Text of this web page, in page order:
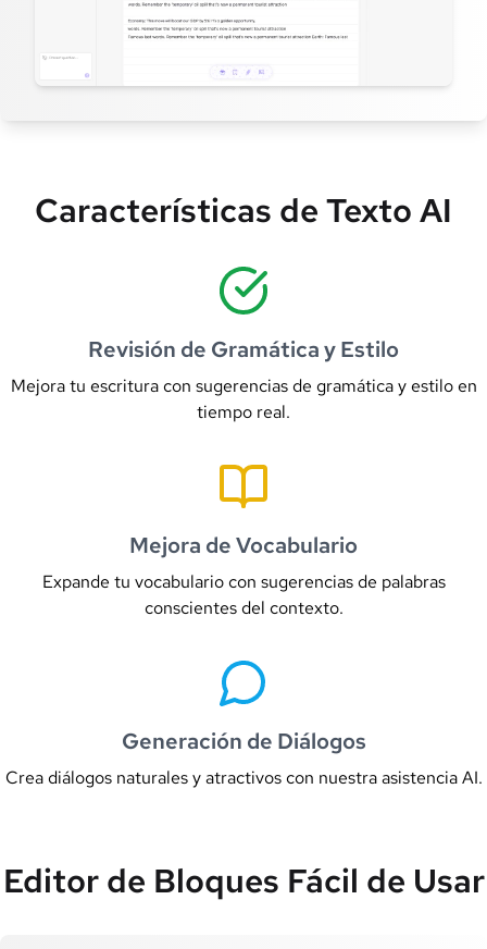
Características de Texto AI
Revisión de Gramática y Estilo
Mejora tu escritura con sugerencias de gramática y estilo en
tiempo real.
Mejora de Vocabulario
Expande tu vocabulario con sugerencias de palabras
conscientes del contexto.
Generación de Diálogos
Crea diálogos naturales y atractivos con nuestra asistencia AI.
Editor de Bloques Fácil de Usar